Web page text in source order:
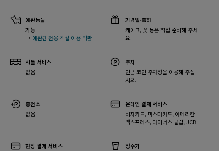
애완동물
가능
→ 애완견 전용 객실 이용 약관
기념일·축하
케이크, 꽃 등은 직접 준비해 주세
요.
셔틀 서비스
없음
주차
인근 코인 주차장을 이용해 주십
시오.
충전소
없음
온라인 결제 서비스
비자카드, 마스터카드, 아메리칸
엑스프레스, 다이너스 클럽, JCB
현장 결제 서비스
정수기